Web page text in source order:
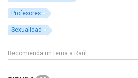
Profesores
Sexualidad